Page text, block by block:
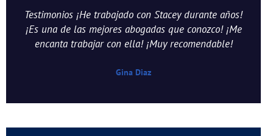
Testimonios ¡He trabajado con Stacey durante años!
¡Es una de las mejores abogadas que conozco! ¡Me
encanta trabajar con ella! ¡Muy recomendable!
Gina Diaz